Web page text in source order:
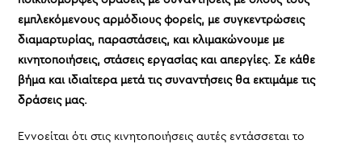
εμπλεκόμενους αρμόδιους φορείς, με συγκεντρώσεις
διαμαρτυρίας, παραστάσεις, και κλιμακώνουμε με
κινητοποιήσεις, στάσεις εργασίας και απεργίες. Σε κάθε
βήμα και ιδιαίτερα μετά τις συναντήσεις θα εκτιμάμε τις
δράσεις μας.
Εννοείται ότι στις κινητοποιήσεις αυτές εντάσσεται το